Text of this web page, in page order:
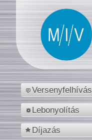
Versenyfelhívás
Lebonyolítás
Díjazás